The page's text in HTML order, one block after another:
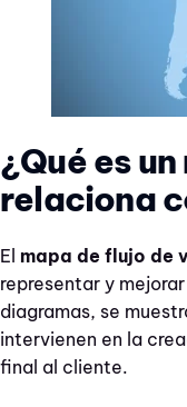
¿Qué es
relaciona
El mapa de flujo de
representar y
diagramas, se
intervienen en la
final al cliente.